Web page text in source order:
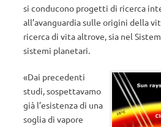
si conducono progetti di ricerca
all’avanguardia sulle origini della
ricerca di vita altrove, sia nel
sistemi planetari.
«Dai precedenti
studi, sospettavamo
già l’esistenza di una
soglia di vapore